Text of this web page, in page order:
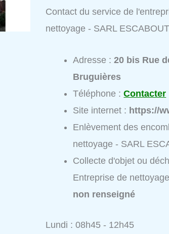
Contact du service de
nettoyage - SARL ESCABOUT
Adresse :20 bis Rue
Bruguières
Téléphone :Contacter
Site internet : https://
Enlèvement des
nettoyage - SARL
Collecte d'objet ou
Entreprise de
non renseigné
Lundi : 08h45 - 12h45